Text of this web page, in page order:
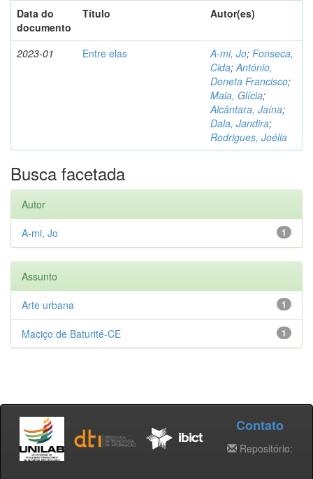
Data do
documento
Título Autor(es)
2023-01 Entre elas A-mi, Jo; Fonseca,
Cida;António,
Doneta Francisco;
Maia, Glícia;
Alcântara, Jaína;
Dala, Jandira;
Rodrigues, Joélia
Busca facetada
Autor
1
A-mi, Jo
Assunto
1
Arte urbana
1
Maciço de Baturité-CE
Contato
Repositório: